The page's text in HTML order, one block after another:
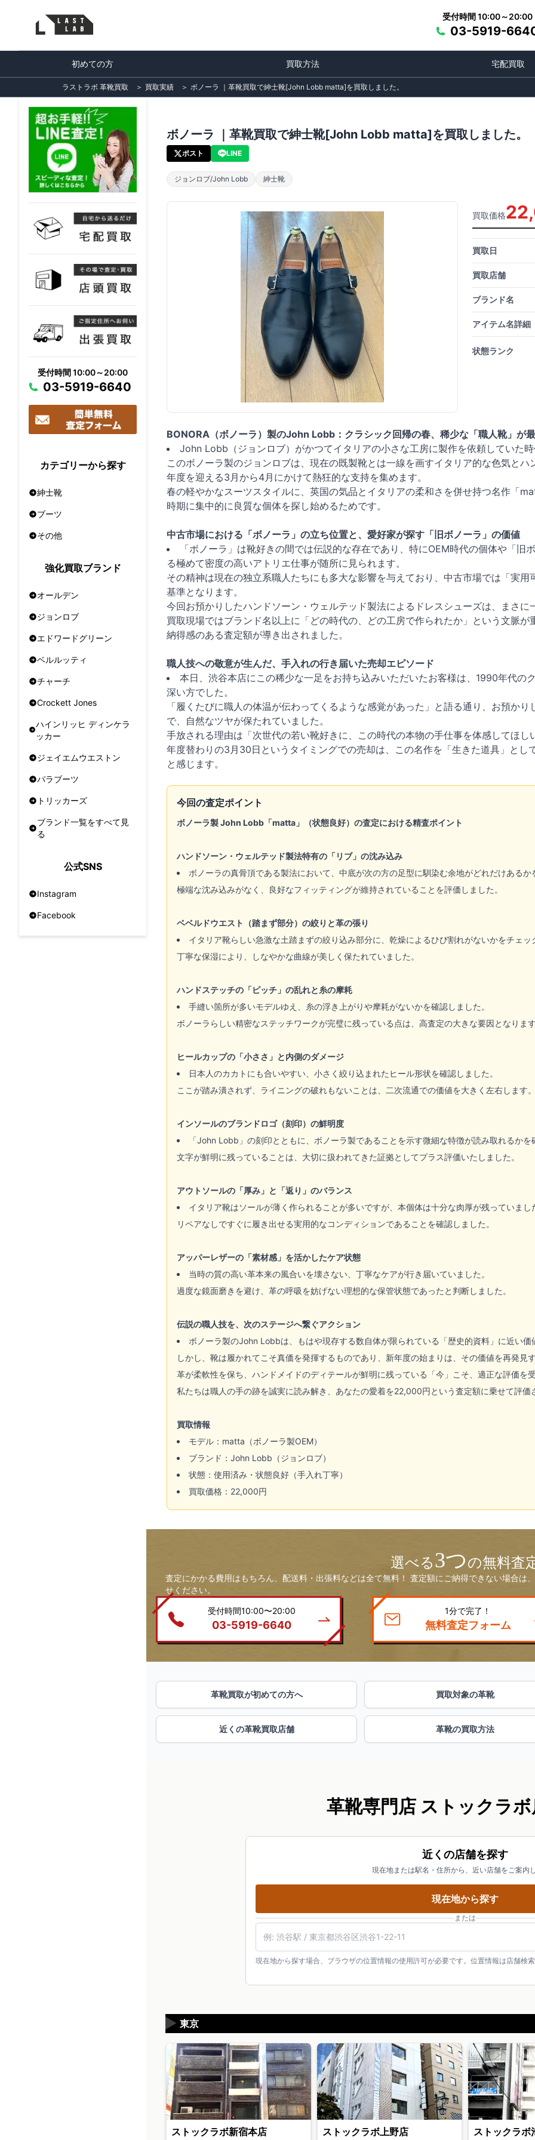
受付時間 10:00～20:00
03-5919-
初めての方 買取方法 宅配買取
ラストラボ 革靴買取 ＞ 買取実績 ＞ ボノーラ ｜革靴買取で紳士靴[John Lobb matta]を買取しました。
受付時間 10:00～20:00
03-5919-6640
カテゴリーから探す
紳士靴
ブーツ
その他
強化買取ブランド
オールデン
ジョンロブ
エドワードグリーン
ベルルッティ
チャーチ
Crockett Jones
ハインリッヒ ディンケラ
ッカー
ジェイエムウエストン
パラブーツ
トリッカーズ
ブランド一覧をすべて見
る
公式SNS
Instagram
Facebook
ボノーラ ｜革靴買取で紳士靴[John Lobb matta]を買取しました。
ポスト LINE
ジョンロブ/John Lobb 紳士靴
買取価格
買取日
買取店舗
ブランド名
アイテム名詳細
状態ランク
BONORA（ボノーラ）製のJohn Lobb：クラシック回帰の春、稀少な「職人靴」が
John Lobb（ジョンロブ）がかつてイタリアの小さな工房に製作を依頼していた
このボノーラ製のジョンロブは、現在の既製靴とは一線を画すイタリア的な色気と
年度を迎える3月から4月にかけて熱狂的な支持を集めます。
春の軽やかなスーツスタイルに、英国の気品とイタリアの柔和さを併せ持つ名作「
時期に集中的に良質な個体を探し始めるためです。
中古市場における「ボノーラ」の立ち位置と、愛好家が探す「旧ボノーラ」の価値
「ボノーラ」は靴好きの間では伝説的な存在であり、特にOEM時代の個体や「
る極めて密度の高いアトリエ仕事が随所に見られます。
その精神は現在の独立系職人たちにも多大な影響を与えており、中古市場では「実
基準となります。
今回お預かりしたハンドソーン・ウェルテッド製法によるドレスシューズは、まさに
買取現場ではブランド名以上に「どの時代の、どの工房で作られたか」という文脈
納得感のある査定額が導き出されました。
職人技への敬意が生んだ、手入れの行き届いた売却エピソード
本日、渋谷本店にこの稀少な一足をお持ち込みいただいたお客様は、1990年代の
深い方でした。
「履くたびに職人の体温が伝わってくるような感覚があった」と語る通り、お預か
で、自然なツヤが保たれていました。
手放される理由は「次世代の若い靴好きに、この時代の本物の手仕事を体感してほし
年度替わりの3月30日というタイミングでの売却は、この名作を「生きた道具」とし
と感じます。
今回の査定ポイント
ボノーラ製 John Lobb「matta」（状態良好）の査定における精査ポイント
ハンドソーン・ウェルテッド製法特有の「リブ」の沈み込み
ボノーラの真骨頂である製法において、中底が次の方の足型に馴染む余地がどれだけあるか
極端な沈み込みがなく、良好なフィッティングが維持されていることを評価しました。
ベベルドウエスト（踏まず部分）の絞りと革の張り
イタリア靴らしい急激な土踏まずの絞り込み部分に、乾燥によるひび割れがないかをチェッ
丁寧な保湿により、しなやかな曲線が美しく保たれていました。
ハンドステッチの「ピッチ」の乱れと糸の摩耗
手縫い箇所が多いモデルゆえ、糸の浮き上がりや摩耗がないかを確認しました。
ボノーラらしい精密なステッチワークが完璧に残っている点は、高査定の大きな要因となります
ヒールカップの「小ささ」と内側のダメージ
日本人のカカトにも合いやすい、小さく絞り込まれたヒール形状を確認しました。
ここが踏み潰されず、ライニングの破れもないことは、二次流通での価値を大きく左右します。
インソールのブランドロゴ（刻印）の鮮明度
「John Lobb」の刻印とともに、ボノーラ製であることを示す微細な特徴が読み取れるかを
文字が鮮明に残っていることは、大切に扱われてきた証拠としてプラス評価いたしました。
アウトソールの「厚み」と「返り」のバランス
イタリア靴はソールが薄く作られることが多いですが、本個体は十分な肉厚が残っていまし
リペアなしですぐに履き出せる実用的なコンディションであることを確認しました。
アッパーレザーの「素材感」を活かしたケア状態
当時の質の高い革本来の風合いを壊さない、丁寧なケアが行き届いていました。
過度な鏡面磨きを避け、革の呼吸を妨げない理想的な保管状態であったと判断しました。
伝説の職人技を、次のステージへ繋ぐアクション
ボノーラ製のJohn Lobbは、もはや現存する数自体が限られている「歴史的資料」に近い価
しかし、靴は履かれてこそ真価を発揮するものであり、新年度の始まりは、その価値を再発見
革が柔軟性を保ち、ハンドメイドのディテールが鮮明に残っている「今」こそ、適正な評価を
私たちは職人の手の跡を誠実に読み解き、あなたの愛着を22,000円という査定額に乗せて評価
買取情報
モデル：matta（ボノーラ製OEM）
ブランド：John Lobb（ジョンロブ）
状態：使用済み・状態良好（手入れ丁寧）
買取価格：22,000円
選べる3つの無料査
査定にかかる費用はもちろん、配送料・出張料などは全て無料！ 査定額にご納得できない場合は
せください。
受付時間10:00〜20:00
03-5919-6640
1分で完了！
無料査定フォーム
革靴買取が初めての方へ 買取対象の革靴
近くの革靴買取店舗 革靴の買取方法
革靴専門店 ストックラ
近くの店舗を探す
現在地または駅名・住所から、近い店舗をご案内し
現在地から探す
または
現在地から探す場合、ブラウザの位置情報の使用許可が必要です。位置情報は店舗検
東京
▶
ストックラボ新宿本店 ストックラボ上野店 ストックラボ